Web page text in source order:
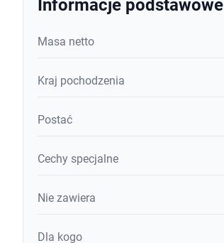
Informacje podstawowe
Masa netto
Kraj pochodzenia
Postać
Cechy specjalne
Nie zawiera
Dla kogo